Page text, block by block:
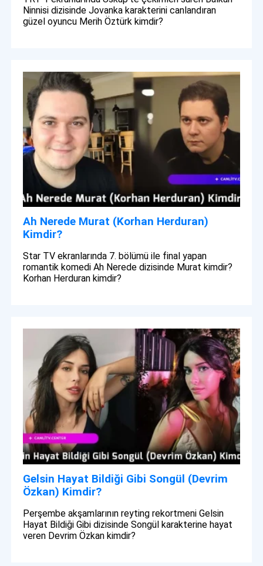
Ninnisi dizisinde Jovanka karakterini canlandıran
güzel oyuncu Merih Öztürk kimdir?
Ah Nerede Murat (Korhan Herduran)
Kimdir?
Star TV ekranlarında 7. bölümü ile final yapan
romantik komedi Ah Nerede dizisinde Murat kimdir?
Korhan Herduran kimdir?
Gelsin Hayat Bildiği Gibi Songül (Devrim
Özkan) Kimdir?
Perşembe akşamlarının reyting rekortmeni Gelsin
Hayat Bildiği Gibi dizisinde Songül karakterine hayat
veren Devrim Özkan kimdir?